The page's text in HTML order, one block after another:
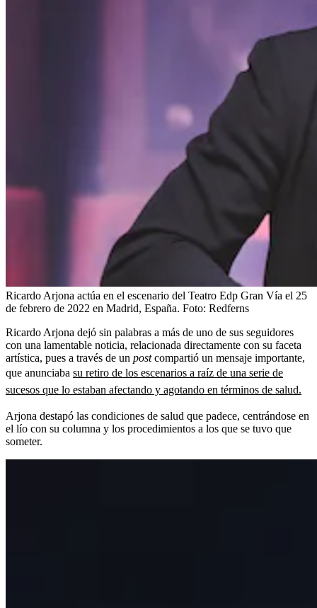
Ricardo Arjona actúa en el escenario del Teatro Edp Gran Vía el 25
de febrero de 2022 en Madrid, España. Foto: Redferns
Ricardo Arjona dejó sin palabras a más de uno de sus seguidores
con una lamentable noticia, relacionada directamente con su faceta
artística, pues a través de un postcompartió un mensaje importante,
que anunciaba su retiro de los escenarios a raíz de una serie de
sucesos que lo estaban afectando y agotando en términos de salud.
Arjona destapó las condiciones de salud que padece, centrándose en
el lío con su columna y los procedimientos a los que se tuvo que
someter.